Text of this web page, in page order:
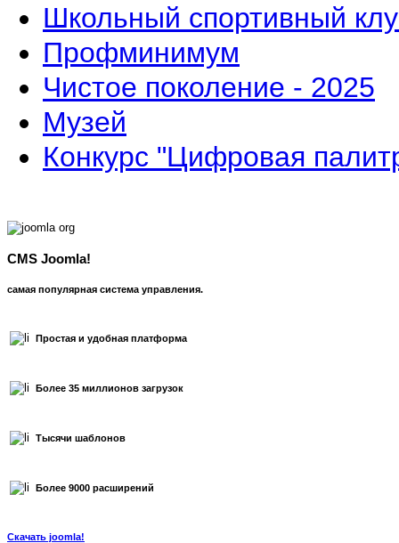
Школьный спортивный
Профминимум
Чистое поколение - 2025
Музей
Конкурс "Цифровая
CMS Joomla!
самая популярная система управления.
Простая и удобная платформа
Более 35 миллионов загрузок
Тысячи шаблонов
Более 9000 расширений
Скачать joomla!